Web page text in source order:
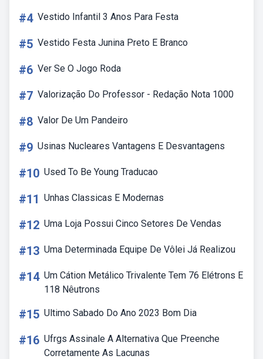
#4 Vestido Infantil 3 Anos Para Festa
#5 Vestido Festa Junina Preto E Branco
#6 Ver Se O Jogo Roda
#7 Valorização Do Professor - Redação Nota 1000
#8 Valor De Um Pandeiro
#9 Usinas Nucleares Vantagens E Desvantagens
#10 Used To Be Young Traducao
#11 Unhas Classicas E Modernas
#12 Uma Loja Possui Cinco Setores De Vendas
#13 Uma Determinada Equipe De Vôlei Já Realizou
#14 Um Cátion Metálico Trivalente Tem 76 Elétrons E
118 Nêutrons
#15 Ultimo Sabado Do Ano 2023 Bom Dia
#16 Ufrgs Assinale A Alternativa Que Preenche
Corretamente As Lacunas